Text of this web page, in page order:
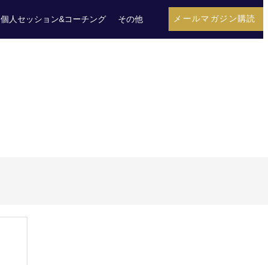
個人セッション&コーチング その他 メールマガジン購読